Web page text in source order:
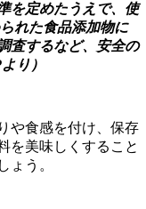
を定めたうえで、使
れた食品添加物に
査するなど、安全の
り）
や食感を付け、保存
を美味しくすること
ょう。